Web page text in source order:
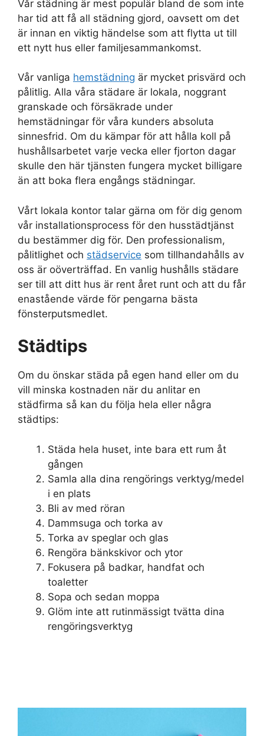
Vår städning är mest populär bland de som inte
har tid att få all städning gjord, oavsett om det
är innan en viktig händelse som att flytta ut till
ett nytt hus eller familjesammankomst.
Vår vanliga hemstädning är mycket prisvärd och
pålitlig. Alla våra städare är lokala, noggrant
granskade och försäkrade under
hemstädningar för våra kunders absoluta
sinnesfrid. Om du kämpar för att hålla koll på
hushållsarbetet varje vecka eller fjorton dagar
skulle den här tjänsten fungera mycket billigare
än att boka flera engångs städningar.
Vårt lokala kontor talar gärna om för dig genom
vår installationsprocess för den husstädtjänst
du bestämmer dig för. Den professionalism,
pålitlighet och städservice som tillhandahålls av
oss är oöverträffad. En vanlig hushålls städare
ser till att ditt hus är rent året runt och att du får
enastående värde för pengarna bästa
fönsterputsmedlet.
Städtips
Om du önskar städa på egen hand eller om du
vill minska kostnaden när du anlitar en
städfirma så kan du följa hela eller några
städtips:
Städa hela huset, inte bara ett rum åt
gången
Samla alla dina rengörings verktyg/medel
i en plats
Bli av med röran
Dammsuga och torka av
Torka av speglar och glas
Rengöra bänkskivor och ytor
Fokusera på badkar, handfat och
toaletter
Sopa och sedan moppa
Glöm inte att rutinmässigt tvätta dina
rengöringsverktyg